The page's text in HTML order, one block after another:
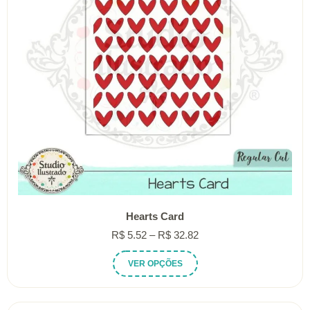
Hearts Card
R$ 5.52 – R$ 32.82Faixa
através
VER OPÇÕES
produto
tem
várias